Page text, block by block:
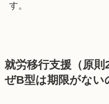
す。
就労移行支援（原
ぜB型は期限がない